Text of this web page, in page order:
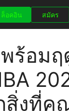
ล็อคอิน สมัคร
ร้อม
สิ่งที่คุ